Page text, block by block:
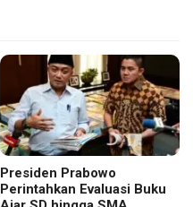
Presiden Prabowo
Perintahkan Evaluasi Buku